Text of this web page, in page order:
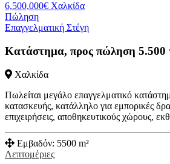
6,500,000€ Χαλκίδα
Πώληση
Επαγγελματική Στέγη
Κατάστημα, προς πώληση 5.500
Χαλκίδα
Πωλείται μεγάλο επαγγελματικό
κατασκευής, κατάλληλο για εμπορικές
επιχειρήσεις, αποθηκευτικούς χώρους,
Εμβαδόν: 5500 m²
Λεπτομέριες